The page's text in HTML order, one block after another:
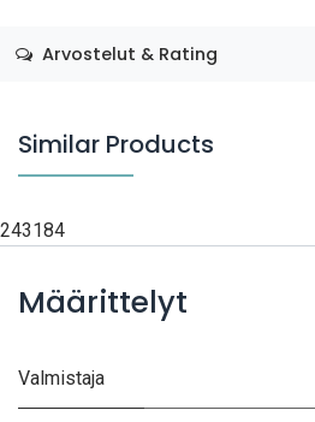
Arvostelut & Rating
Similar Products
243184
Määrittelyt
Valmistaja